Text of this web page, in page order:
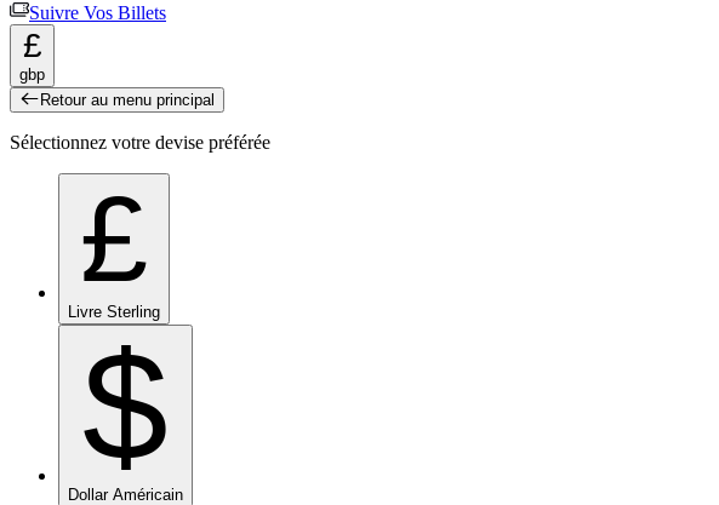
Suivre Vos Billets
£
gbp
Retour au menu principal
Sélectionnez votre devise préférée
£
Livre Sterling
$
Dollar Américain